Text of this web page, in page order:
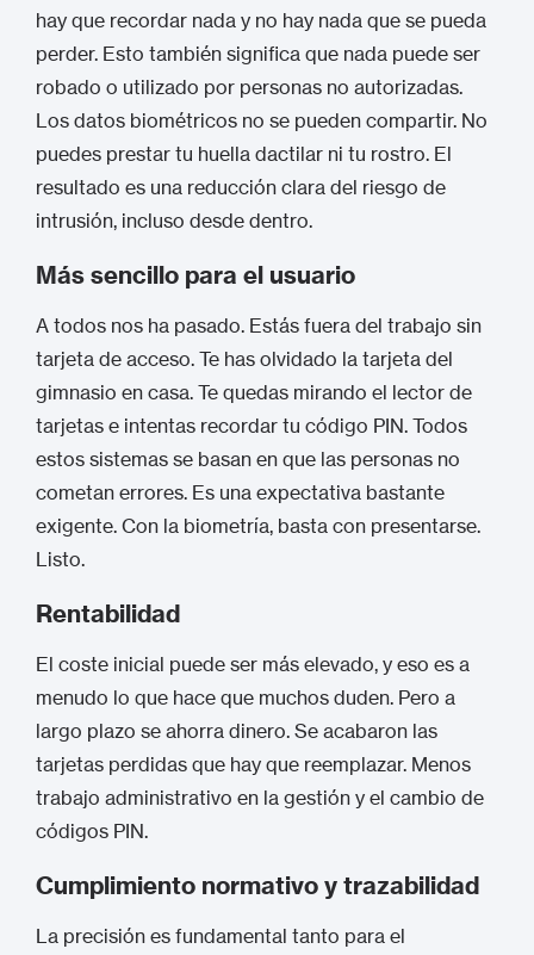
hay que recordar nada y no hay nada que se pueda
perder. Esto también significa que nada puede ser
robado o utilizado por personas no autorizadas.
Los datos biométricos no se pueden compartir. No
puedes prestar tu huella dactilar ni tu rostro. El
resultado es una reducción clara del riesgo de
intrusión, incluso desde dentro.
Más sencillo para el usuario
A todos nos ha pasado. Estás fuera del trabajo sin
tarjeta de acceso. Te has olvidado la tarjeta del
gimnasio en casa. Te quedas mirando el lector de
tarjetas e intentas recordar tu código PIN. Todos
estos sistemas se basan en que las personas no
cometan errores. Es una expectativa bastante
exigente. Con la biometría, basta con presentarse.
Listo.
Rentabilidad
El coste inicial puede ser más elevado, y eso es a
menudo lo que hace que muchos duden. Pero a
largo plazo se ahorra dinero. Se acabaron las
tarjetas perdidas que hay que reemplazar. Menos
trabajo administrativo en la gestión y el cambio de
códigos PIN.
Cumplimiento normativo y trazabilidad
La precisión es fundamental tanto para el